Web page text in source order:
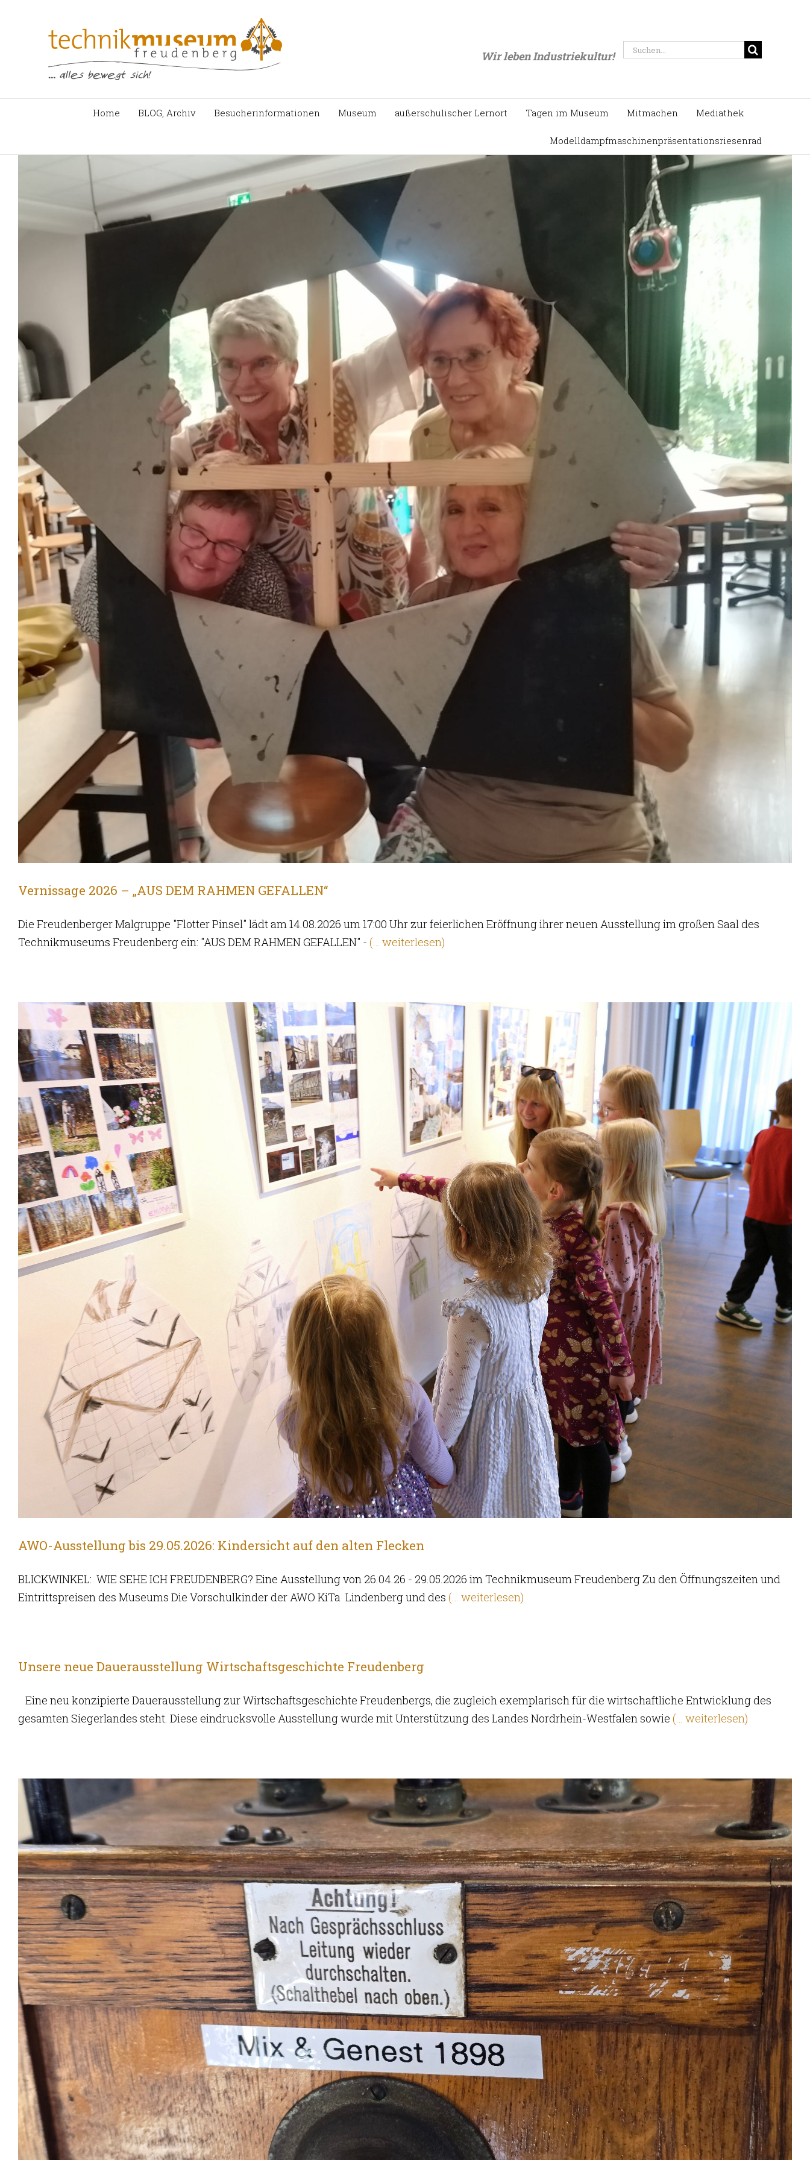
Wir leben Industriekultur!
Suche
Home BLOG, Archiv Besucherinformationen Museum außerschulischer Lernort Tagen im Museum Mitmachen Mediathek
Modelldampfmaschinenpräsentationsriesenrad
Vernissage 2026 – „AUS DEM RAHMEN GEFALLEN“
Die Freudenberger Malgruppe "Flotter Pinsel" lädt am 14.08.2026 um 17:00 Uhr zur feierlichen Eröffnung ihrer neuen Ausstellung im großen Saal des
Technikmuseums Freudenberg ein: "AUS DEM RAHMEN GEFALLEN" - (… weiterlesen)
AWO-Ausstellung bis 29.05.2026: Kindersicht auf den alten Flecken
BLICKWINKEL: WIE SEHE ICH FREUDENBERG? Eine Ausstellung von 26.04.26 - 29.05.2026 im Technikmuseum Freudenberg Zu den Öffnungszeiten und
Eintrittspreisen des Museums Die Vorschulkinder der AWO KiTa Lindenberg und des (… weiterlesen)
Unsere neue Dauerausstellung Wirtschaftsgeschichte Freudenberg
Eine neu konzipierte Dauerausstellung zur Wirtschaftsgeschichte Freudenbergs, die zugleich exemplarisch für die wirtschaftliche Entwicklung des
gesamten Siegerlandes steht. Diese eindrucksvolle Ausstellung wurde mit Unterstützung des Landes Nordrhein-Westfalen sowie (… weiterlesen)